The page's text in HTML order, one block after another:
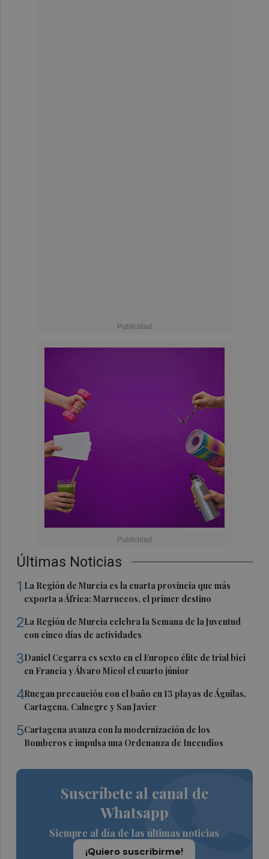
Últimas Noticias
1 La Región de Murcia es la cuarta provincia que más
exporta a África: Marruecos, el primer destino
2La Región de Murcia celebra la Semana de la Juventud
con cinco días de actividades
3Daniel Cegarra es sexto en el Europeo élite de trial bici
en Francia y Álvaro Micol el cuarto júnior
4Ruegan precaución con el baño en 13 playas de Águilas,
Cartagena, Calnegre y San Javier
5Cartagena avanza con la modernización de los
Bomberos e impulsa una Ordenanza de Incendios
Suscríbete al canal de
Whatsapp
Siempre al día de las últimas noticias
¡Quiero suscribirme!